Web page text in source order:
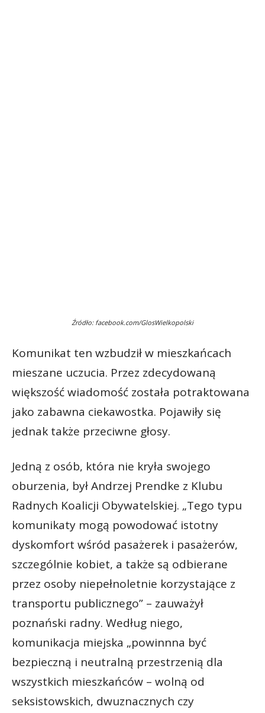
Źródło: facebook.com/GlosWielkopolski
Komunikat ten wzbudził w mieszkańcach
mieszane uczucia. Przez zdecydowaną
większość wiadomość została potraktowana
jako zabawna ciekawostka. Pojawiły się
jednak także przeciwne głosy.
Jedną z osób, która nie kryła swojego
oburzenia, był Andrzej Prendke z Klubu
Radnych Koalicji Obywatelskiej. „Tego typu
komunikaty mogą powodować istotny
dyskomfort wśród pasażerek i pasażerów,
szczególnie kobiet, a także są odbierane
przez osoby niepełnoletnie korzystające z
transportu publicznego” – zauważył
poznański radny. Według niego,
komunikacja miejska „powinnna być
bezpieczną i neutralną przestrzenią dla
wszystkich mieszkańców – wolną od
seksistowskich, dwuznacznych czy